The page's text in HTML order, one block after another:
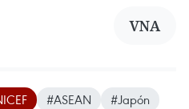
VNA
#ASEAN #Japón